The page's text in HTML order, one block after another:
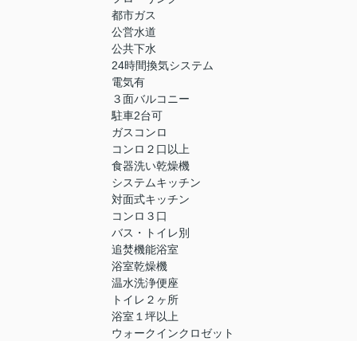
都市ガス
公営水道
公共下水
24時間換気システム
電気有
３面バルコニー
駐車2台可
ガスコンロ
コンロ２口以上
食器洗い乾燥機
システムキッチン
対面式キッチン
コンロ３口
バス・トイレ別
追焚機能浴室
浴室乾燥機
温水洗浄便座
トイレ２ヶ所
浴室１坪以上
ウォークインクロゼット